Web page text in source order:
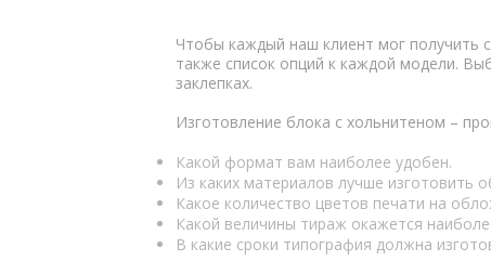
Чтобы каждый наш клиент мог получить
также список опций к каждой модели.
заклепках.
Изготовление блока с хольнитеном –
Какой формат вам наиболее удобен.
Из каких материалов лучше изготовить
Какое количество цветов печати на
Какой величины тираж окажется
В какие сроки типография должна